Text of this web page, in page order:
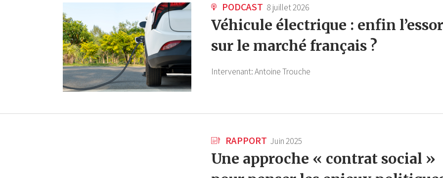
PODCAST 8 juillet 2026
Véhicule électrique : enfin l’essor
sur le marché français ?
Intervenant:Antoine Trouche
RAPPORT Juin 2025
Une approche « contrat social »